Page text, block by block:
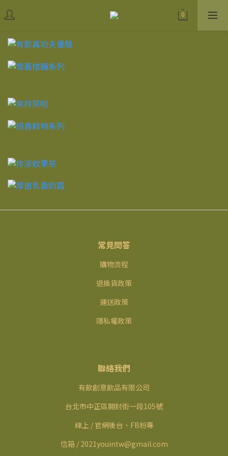
常見問答
購物流程
退換貨政策
運送政策
隱私權政策
聯絡我們
有飲創意飲品有限公司
台北市中正區開封街一段105號
線上 / 官網後台、FB粉專
信箱 / 2021youintw@gmail.com